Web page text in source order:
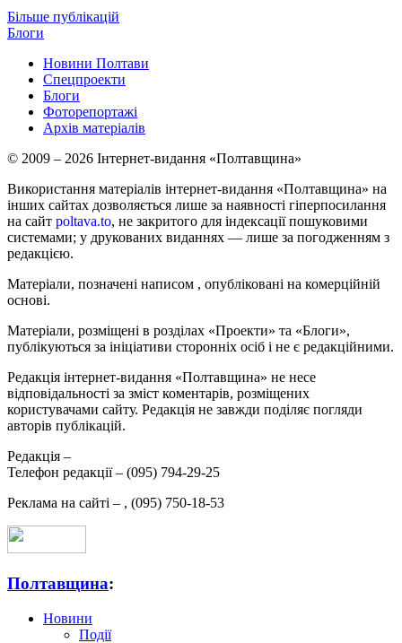
Більше публікацій
Блоги
Новини Полтави
Спецпроекти
Блоги
Фоторепортажі
Архів матеріалів
© 2009 – 2026 Інтернет-видання «Полтавщина»
Використання матеріалів інтернет-видання «Полтавщина» на
інших сайтах дозволяється лише за наявності гіперпосилання
на сайт poltava.to, не закритого для індексації пошуковими
системами; у друкованих виданнях — лише за погодженням з
редакцією.
Матеріали, позначені написом , опубліковані на комерційній
основі.
Матеріали, розміщені в розділах «Проекти» та «Блоги»,
публікуються за ініціативи сторонніх осіб і не є редакційними.
Редакція інтернет-видання «Полтавщина» не несе
відповідальності за зміст коментарів, розміщених
користувачами сайту. Редакція не завжди поділяє погляди
авторів публікацій.
Редакція –
Телефон редакції – (095) 794-29-25
Реклама на сайті – , (095) 750-18-53
Полтавщина:
Новини
Події